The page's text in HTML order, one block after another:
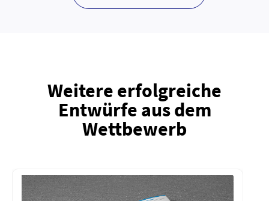
Weitere erfolgreiche
Entwürfe aus dem
Wettbewerb